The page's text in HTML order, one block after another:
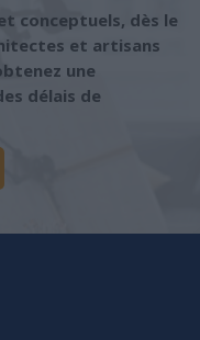
conceptuels, dès le
et artisans
une
délais de